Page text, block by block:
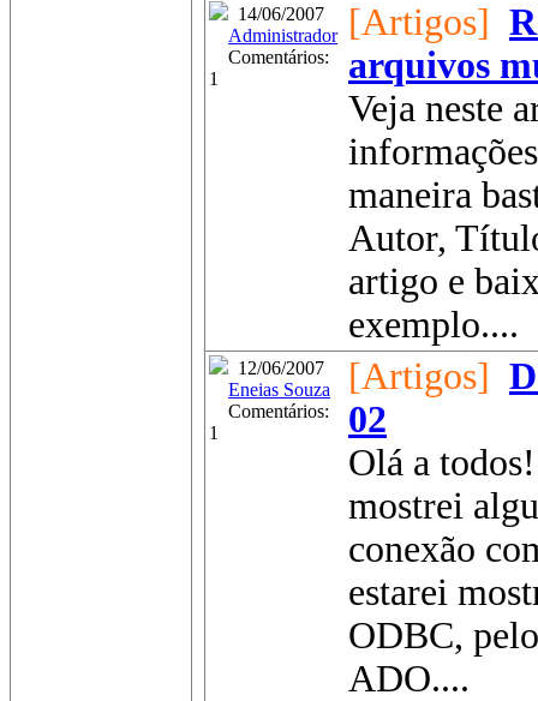
14/06/2007
Administrador
Comentários:
1
[Artigos]
arquivos
Veja neste
maneira
Autor,
artigo e
exemplo....
12/06/2007
Eneias Souza
Comentários:
1
[Artigos]
02
Olá a
mostrei
conexão
estarei
ODBC,
ADO....